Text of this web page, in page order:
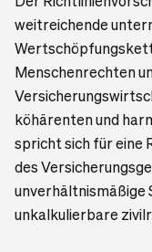
weitreichende
Menschenrechten
köhärenten und
spricht sich für eine
des
unkalkulierbare